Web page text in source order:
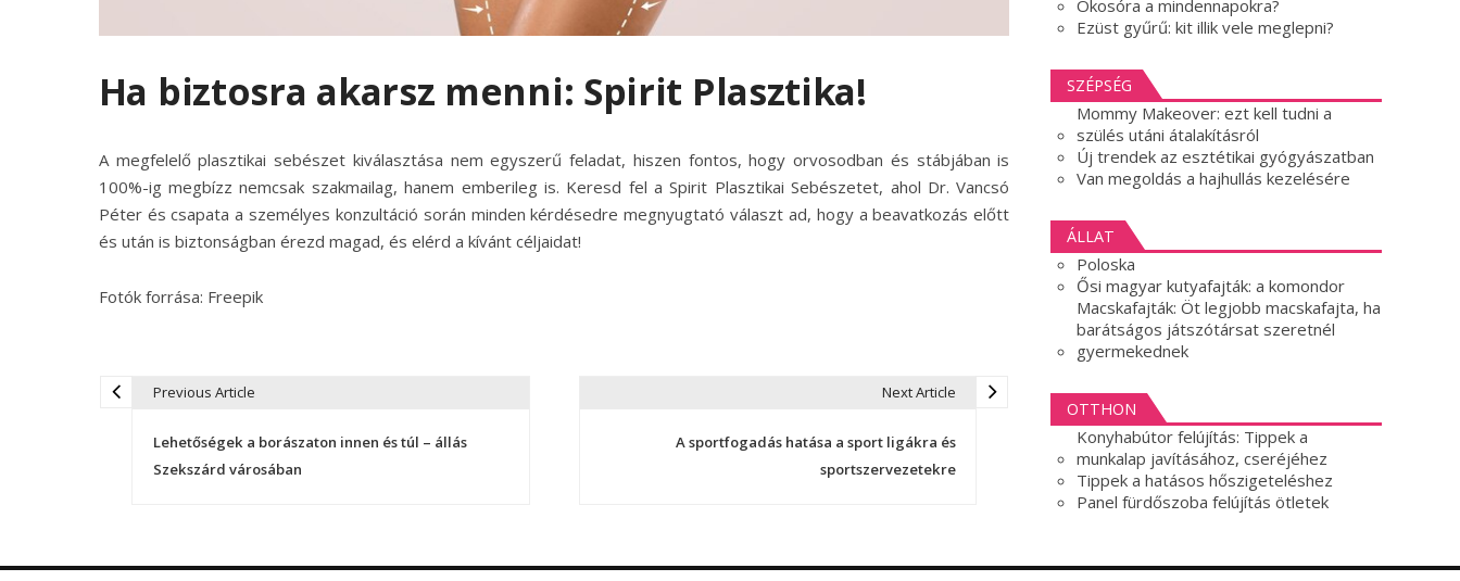
Ha biztosra akarsz menni: Spirit Plasztika!
A megfelelő plasztikai sebészet kiválasztása nem egyszerű feladat, hiszen fontos, hogy orvosodban és stábjában is
100%-ig megbízz nemcsak szakmailag, hanem emberileg is. Keresd fel a Spirit Plasztikai Sebészetet, ahol Dr. Vancsó
Péter és csapata a személyes konzultáció során minden kérdésedre megnyugtató választ ad, hogy a beavatkozás előtt
és után is biztonságban érezd magad, és elérd a kívánt céljaidat!
Fotók forrása: Freepik
Previous Article
Lehetőségek a borászaton innen és túl – állás
Szekszárd városában
Next Article
A sportfogadás hatása a sport ligákra és
sportszervezetekre
Okosóra a mindennapokra?
Ezüst gyűrű: kit illik vele meglepni?
SZÉPSÉG
Mommy Makeover: ezt kell tudni a
szülés utáni átalakításról
Új trendek az esztétikai gyógyászatban
Van megoldás a hajhullás kezelésére
ÁLLAT
Poloska
Ősi magyar kutyafajták: a komondor
Macskafajták: Öt legjobb macskafajta, ha
barátságos játszótársat szeretnél
gyermekednek
OTTHON
Konyhabútor felújítás: Tippek a
munkalap javításához, cseréjéhez
Tippek a hatásos hőszigeteléshez
Panel fürdőszoba felújítás ötletek